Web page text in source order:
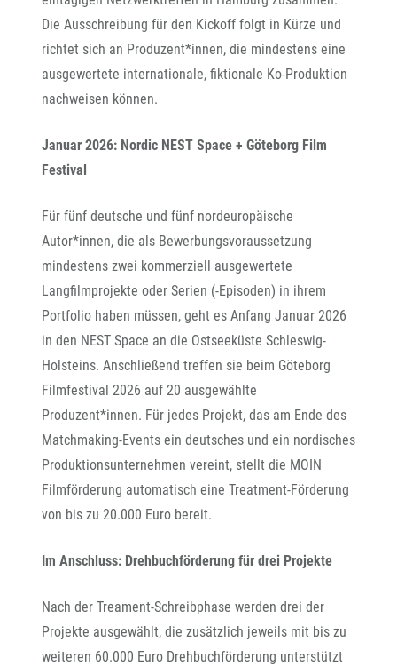
Die Ausschreibung für den Kickoff folgt in Kürze und
richtet sich an Produzent*innen, die mindestens eine
ausgewertete internationale, fiktionale Ko-Produktion
nachweisen können.
Januar 2026: Nordic NEST Space + Göteborg Film
Festival
Für fünf deutsche und fünf nordeuropäische
Autor*innen, die als Bewerbungsvoraussetzung
mindestens zwei kommerziell ausgewertete
Langfilmprojekte oder Serien (-Episoden) in ihrem
Portfolio haben müssen, geht es Anfang Januar 2026
in den NEST Space an die Ostseeküste Schleswig-
Holsteins. Anschließend treffen sie beim Göteborg
Filmfestival 2026 auf 20 ausgewählte
Produzent*innen. Für jedes Projekt, das am Ende des
Matchmaking-Events ein deutsches und ein nordisches
Produktionsunternehmen vereint, stellt die MOIN
Filmförderung automatisch eine Treatment-Förderung
von bis zu 20.000 Euro bereit.
Im Anschluss: Drehbuchförderung für drei Projekte
Nach der Treament-Schreibphase werden drei der
Projekte ausgewählt, die zusätzlich jeweils mit bis zu
weiteren 60.000 Euro Drehbuchförderung unterstützt